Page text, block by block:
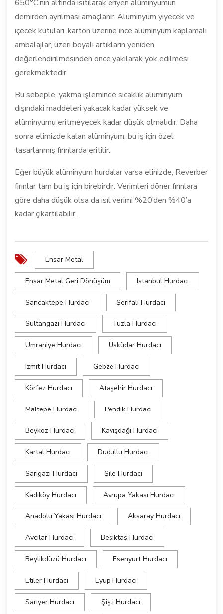
650°C’nin altında ısıtılarak eriyen alüminyumun
demirden ayrılması amaçlanır. Alüminyum yiyecek ve
içecek kutuları, karton üzerine ince alüminyum kaplamalı
ambalajlar, üzeri boyalı artıkların yeniden
değerlendirilmesinden önce yakılarak yok edilmesi
gerekmektedir.
Bu sebeple, yakma işleminde sıcaklık alüminyum
dışındaki maddeleri yakacak kadar yüksek ve
alüminyumu eritmeyecek kadar düşük olmalıdır. Daha
sonra elimizde kalan alüminyum, bu iş için özel
tasarlanmış fırınlarda eritilir.
Eğer büyük alüminyum hurdalar varsa elinizde, Reverber
fırınlar tam bu iş için birebirdir. Verimleri döner fırınlara
göre daha düşük olsa da ısıl verimi %20’den %40’a
kadar çıkartılabilir.
Ensar Metal
Ensar Metal Geri Dönüşüm Istanbul Hurdacı
Sancaktepe Hurdacı Şerifali Hurdacı
Sultangazi Hurdacı Tuzla Hurdacı
Ümraniye Hurdacı Üsküdar Hurdacı
Izmit Hurdacı Gebze Hurdacı
Körfez Hurdacı Ataşehir Hurdacı
Maltepe Hurdacı Pendik Hurdacı
Beykoz Hurdacı Kayışdağı Hurdacı
Kartal Hurdacı Dudullu Hurdacı
Sarıgazi Hurdacı Şile Hurdacı
Kadıköy Hurdacı Avrupa Yakası Hurdacı
Anadolu Yakası Hurdacı Aksaray Hurdacı
Avcılar Hurdacı Beşiktaş Hurdacı
Beylikdüzü Hurdacı Esenyurt Hurdacı
Etiler Hurdacı Eyüp Hurdacı
Sarıyer Hurdacı Şişli Hurdacı